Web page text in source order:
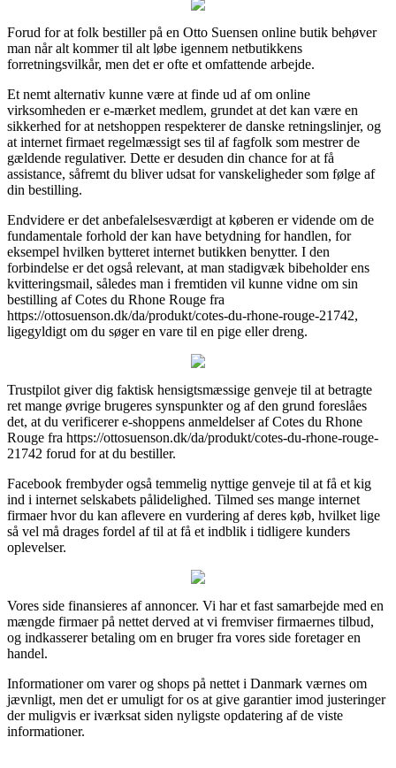
Forud for at folk bestiller på en Otto Suensen online butik behøver
man når alt kommer til alt løbe igennem netbutikkens
forretningsvilkår, men det er ofte et omfattende arbejde.
Et nemt alternativ kunne være at finde ud af om online
virksomheden er e-mærket medlem, grundet at det kan være en
sikkerhed for at netshoppen respekterer de danske retningslinjer, og
at internet firmaet regelmæssigt ses til af fagfolk som mestrer de
gældende regulativer. Dette er desuden din chance for at få
assistance, såfremt du bliver udsat for vanskeligheder som følge af
din bestilling.
Endvidere er det anbefalelsesværdigt at køberen er vidende om de
fundamentale forhold der kan have betydning for handlen, for
eksempel hvilken bytteret internet butikken benytter. I den
forbindelse er det også relevant, at man stadigvæk bibeholder ens
kvitteringsmail, således man i fremtiden vil kunne vidne om sin
bestilling af Cotes du Rhone Rouge fra
https://ottosuenson.dk/da/produkt/cotes-du-rhone-rouge-21742,
ligegyldigt om du søger en vare til en pige eller dreng.
Trustpilot giver dig faktisk hensigtsmæssige genveje til at betragte
ret mange øvrige brugeres synspunkter og af den grund foreslåes
det, at du verificerer e-shoppens anmeldelser af Cotes du Rhone
Rouge fra https://ottosuenson.dk/da/produkt/cotes-du-rhone-rouge-
21742 forud for at du bestiller.
Facebook frembyder også temmelig nyttige genveje til at få et kig
ind i internet selskabets pålidelighed. Tilmed ses mange internet
firmaer hvor du kan aflevere en vurdering af deres køb, hvilket lige
så vel må drages fordel af til at få et indblik i tidligere kunders
oplevelser.
Vores side finansieres af annoncer. Vi har et fast samarbejde med en
mængde firmaer på nettet derved at vi fremviser firmaernes tilbud,
og indkasserer betaling om en bruger fra vores side foretager en
handel.
Informationer om varer og shops på nettet i Danmark værnes om
jævnligt, men det er umuligt for os at give garantier imod justeringer
der muligvis er iværksat siden nyligste opdatering af de viste
informationer.